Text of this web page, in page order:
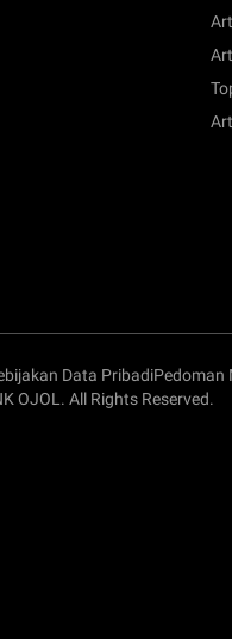
Data PribadiPedoman
OJOL. All Rights Reserved.